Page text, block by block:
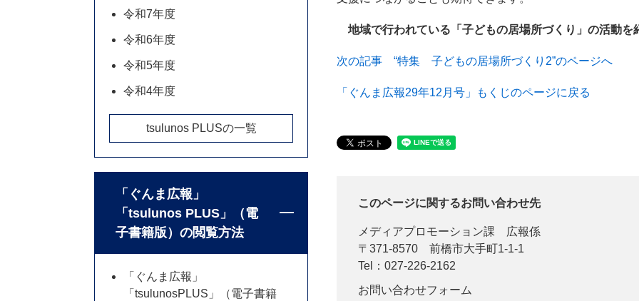
地域で行われている「子どもの居場所づくり」の活動を
次の記事 “特集 子どもの居場所づくり2”のページへ
「ぐんま広報29年12月号」もくじのページに戻る
このページに関するお問い合わせ先
メディアプロモーション課
広報係
〒371-8570
前橋市大手町1-1-1
Tel：027-226-2162
お問い合わせフォーム
令和7年度
令和6年度
令和5年度
令和4年度
tsulunos PLUSの一覧
「ぐんま広報」
「tsulunos PLUS」（電
子書籍版）の閲覧方法
「ぐんま広報」
「tsulunosPLUS」（電子書籍